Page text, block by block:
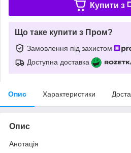
Купити з
Що таке купити з Пром?
Замовлення під захистом
Доступна доставка
Опис Характеристики
Опис
Анотація